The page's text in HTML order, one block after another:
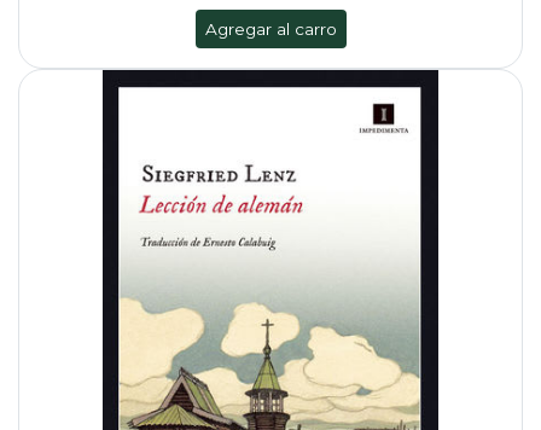
Agregar al carro